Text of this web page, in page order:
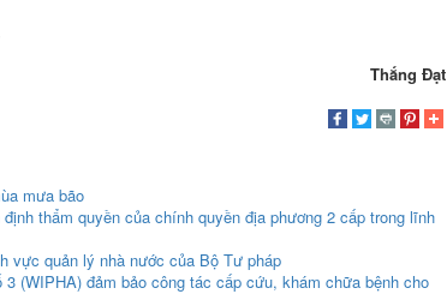
Thắng Đạt
mưa bão
thẩm quyền của chính quyền địa phương 2 cấp trong lĩnh
vực quản lý nhà nước của Bộ Tư pháp
(WIPHA) đảm bảo công tác cấp cứu, khám chữa bệnh cho